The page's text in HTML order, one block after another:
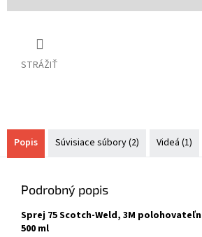
STRÁŽIŤ
Popis Súvisiace súbory (2) Videá (1)
Podrobný popis
Sprej 75 Scotch-Weld, 3M
500 ml